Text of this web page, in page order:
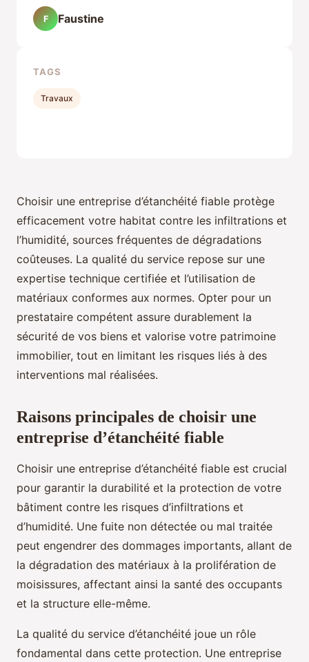
Choisir une entreprise d’étanchéité fiable protège
efficacement votre habitat contre les infiltrations et
l’humidité, sources fréquentes de dégradations
coûteuses. La qualité du service repose sur une
expertise technique certifiée et l’utilisation de
matériaux conformes aux normes. Opter pour un
prestataire compétent assure durablement la
sécurité de vos biens et valorise votre patrimoine
immobilier, tout en limitant les risques liés à des
interventions mal réalisées.
Raisons principales de choisir une
entreprise d’étanchéité fiable
Choisir une entreprise d’étanchéité fiable est crucial
pour garantir la durabilité et la protection de votre
bâtiment contre les risques d’infiltrations et
d’humidité. Une fuite non détectée ou mal traitée
peut engendrer des dommages importants, allant de
la dégradation des matériaux à la prolifération de
moisissures, affectant ainsi la santé des occupants
et la structure elle-même.
La qualité du service d’étanchéité joue un rôle
fondamental dans cette protection. Une entreprise
F Faustine
TAGS
Travaux